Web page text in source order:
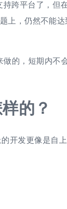
跨平台了，但
上，仍然不能
的，短期内不
的？
开发更像是自